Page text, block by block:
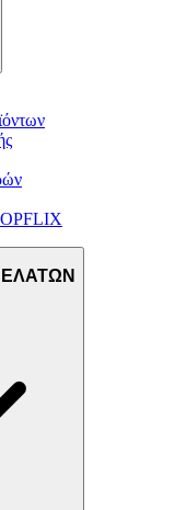
προϊόντων. Επίσης,
και ανάλυσης.